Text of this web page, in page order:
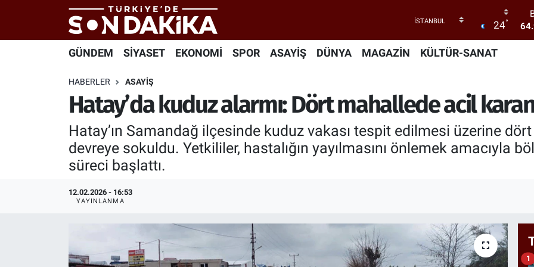
24°
GÜNDEM SİYASET EKONOMİ SPOR ASAYİŞ DÜNYA MAGAZİN KÜLTÜR-SANAT
HABERLER ASAYİŞ
Hatay’da kuduz alarmı: Dört mahallede acil
Hatay’ın Samandağ ilçesinde kuduz vakası tespit edilmesi üzerine
devreye sokuldu. Yetkililer, hastalığın yayılmasını önlemek amacıyla
süreci başlattı.
12.02.2026 - 16:53
YAYINLANMA
1
Hava Durumu
Trafik Durumu
Süper Lig Puan Durumu ve Fikstür
Tüm Manşetler
Son Dakika Haberleri
Haber Arşivi